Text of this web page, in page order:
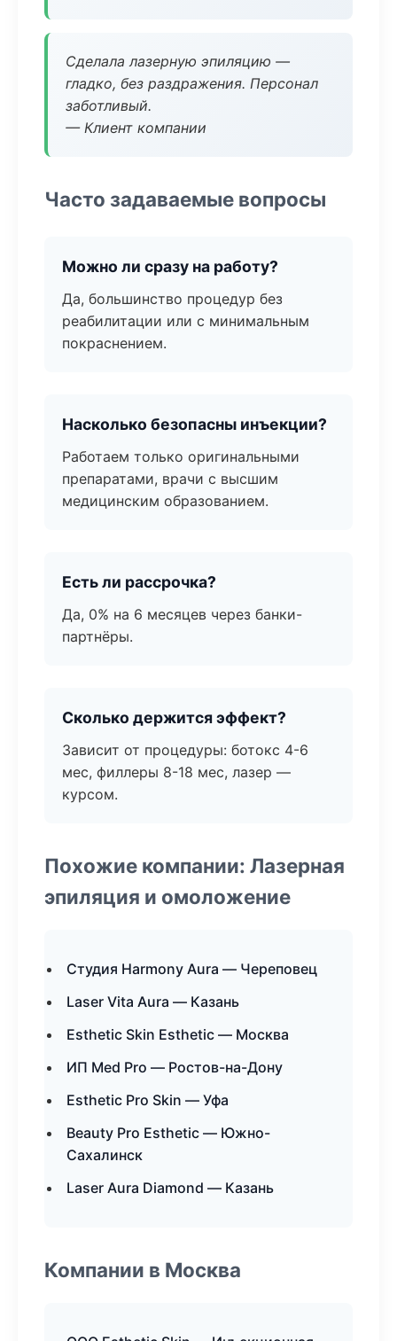
Сделала лазерную эпиляцию —
гладко, без раздражения. Персонал
заботливый.
— Клиент компании
Часто задаваемые вопросы
Можно ли сразу на работу?
Да, большинство процедур без
реабилитации или с минимальным
покраснением.
Насколько безопасны инъекции?
Работаем только оригинальными
препаратами, врачи с высшим
медицинским образованием.
Есть ли рассрочка?
Да, 0% на 6 месяцев через банки-
партнёры.
Сколько держится эффект?
Зависит от процедуры: ботокс 4-6
мес, филлеры 8-18 мес, лазер —
курсом.
Похожие компании: Лазерная
эпиляция и омоложение
Студия Harmony Aura — Череповец
Laser Vita Aura — Казань
Esthetic Skin Esthetic — Москва
ИП Med Pro — Ростов-на-Дону
Esthetic Pro Skin — Уфа
Beauty Pro Esthetic — Южно-
Сахалинск
Laser Aura Diamond — Казань
Компании в Москва